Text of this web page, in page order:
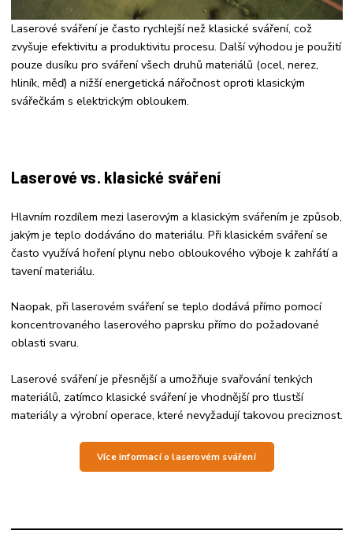
Laserové sváření je často rychlejší než klasické sváření, což
zvyšuje efektivitu a produktivitu procesu. Další výhodou je použití
pouze dusíku pro sváření všech druhů materiálů (ocel, nerez,
hliník, měď) a nižší energetická nářočnost oproti klasickým
svářečkám s elektrickým obloukem.
Laserové vs. klasické sváření
Hlavním rozdílem mezi laserovým a klasickým svářením je způsob,
jakým je teplo dodáváno do materiálu. Při klasickém sváření se
často využívá hoření plynu nebo obloukového výboje k zahřátí a
tavení materiálu.
Naopak, při laserovém sváření se teplo dodává přímo pomocí
koncentrovaného laserového paprsku přímo do požadované
oblasti svaru.
Laserové sváření je přesnější a umožňuje svařování tenkých
materiálů, zatímco klasické sváření je vhodnější pro tlustší
materiály a výrobní operace, které nevyžadují takovou preciznost.
Více informací o laserovém sváření